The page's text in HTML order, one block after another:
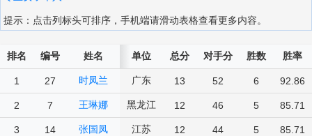
提示：点击列标头可排序，手机端请滑动表格查看更多内容。
排名 编号 姓名 单位 总分 对手分 胜数 胜率
1 27 时凤兰 广东 13 52 6 92.86
2 7 王琳娜 黑龙江 12 46 5 85.71
3 14 张国凤 江苏 12 44 5 85.71